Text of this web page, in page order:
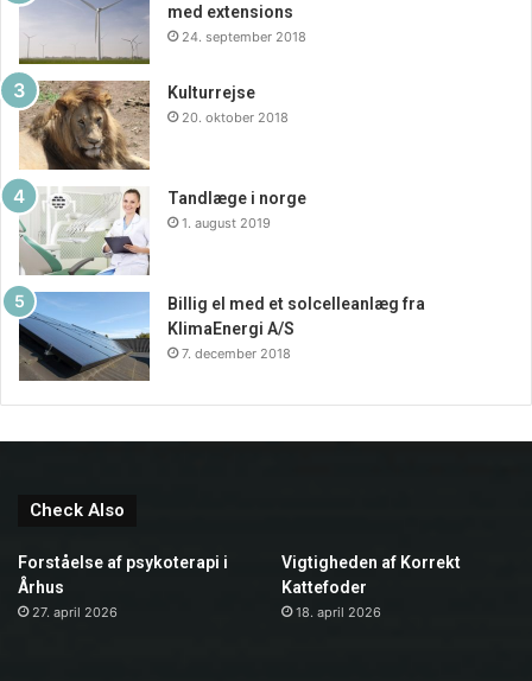
med extensions
24. september 2018
Kulturrejse
20. oktober 2018
Tandlæge i norge
1. august 2019
Billig el med et solcelleanlæg fra
KlimaEnergi A/S
7. december 2018
Check Also
Forståelse af psykoterapi i
Århus
27. april 2026
Vigtigheden af Korrekt
Kattefoder
18. april 2026